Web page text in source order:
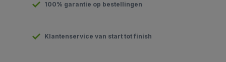
100% garantie op bestellingen
Klantenservice van start tot finish